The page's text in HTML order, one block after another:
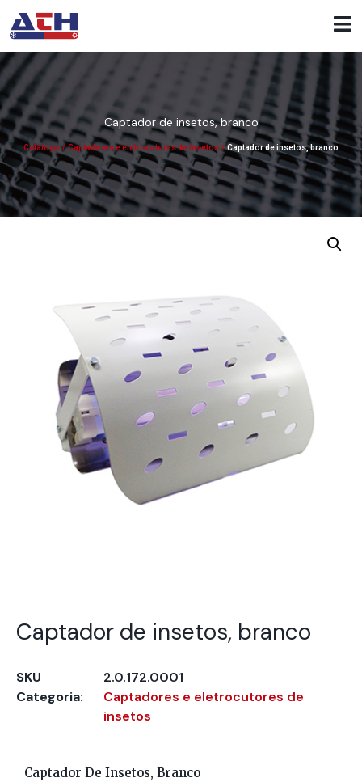
Captador de insetos, branco
Catálogo / Captadores e eletrocutores de insetos / Captador de insetos, branco
Captador de insetos, branco
SKU
2.0.172.0001
Categoria:
Captadores e eletrocutores de
insetos
Captador De Insetos, Branco